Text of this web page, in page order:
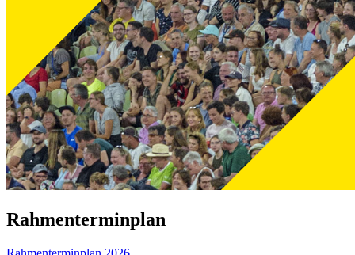
Rahmenterminplan